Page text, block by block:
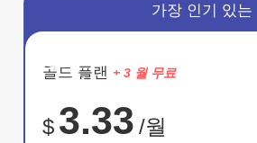
절약
72%
가장 인기 있는
골드 플랜 + 3 월 무료
$ 3.33 /월